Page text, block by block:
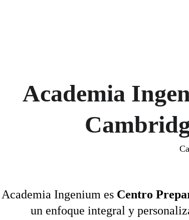
Academia
Academia Ingenium es Centro
un enfoque integral y